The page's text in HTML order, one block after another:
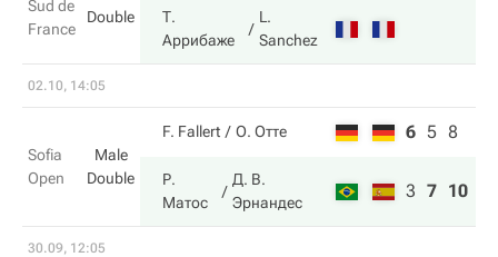
Sud de
France
Double
Т.
Аррибаже
L.
Sanchez
02.10, 14:05
Sofia
Open
Male
Double
F. Fallert О. Отте 6 5 8
Р.
Матос
Д. В.
Эрнандес
3 7 10
30.09, 12:05